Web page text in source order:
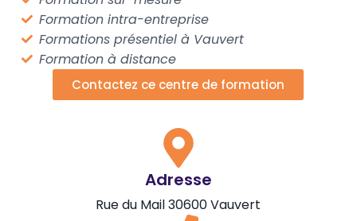
Formation intra-entreprise
Formations présentiel à Vauvert
Formation à distance
Contactez ce centre de formation
Adresse
Rue du Mail 30600 Vauvert